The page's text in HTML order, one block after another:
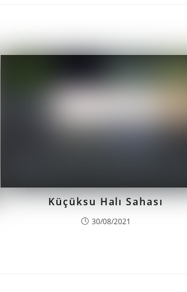
Küçüksu Halı Sahası
30/08/2021